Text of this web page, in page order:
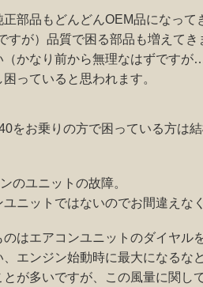
正部品もどんどんOEM品になって
すが）品質で困る部品も増えてき
（かなり前から無理なはずですが
っていると思われます。
をお乗りの方で困っている方は
のユニットの故障。
ニットではないのでお間違えなく
はエアコンユニットのダイヤル
エンジン始動時に最大になるなど
が多いですが、この風量に関し